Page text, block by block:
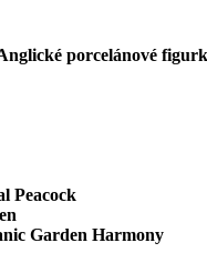
porcelánové
Peacock
Garden Harmony